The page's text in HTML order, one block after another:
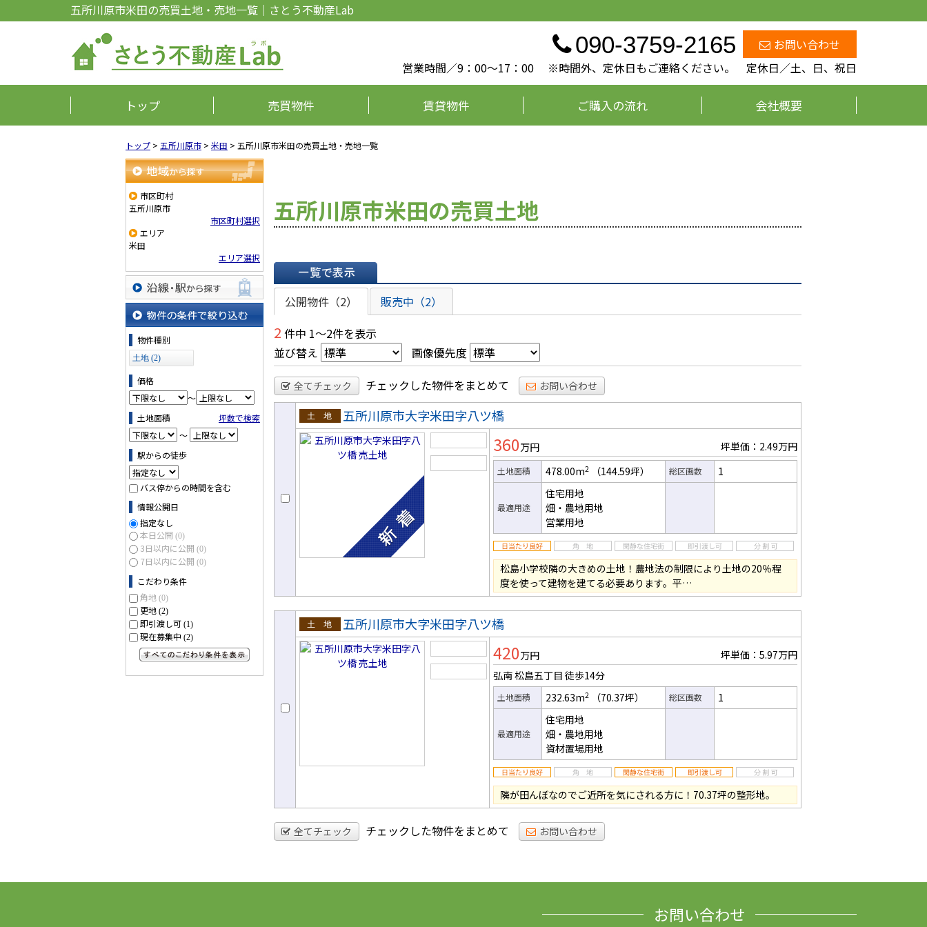
五所川原市米田の売買土地・売地一覧｜さとう不動産Lab
090-3759-2165
お問い合わせ
営業時間／9：00～17：00 ※時間外、定休日もご連絡ください。 定休日／土、日、祝日
トップ 売買物件 賃貸物件 ご購入の流れ 会社概要
トップ > 五所川原市 > 米田 > 五所川原市米田の売買土地・売地一覧
地域から探す
市区町村
五所川原市
市区町村選択
エリア
米田
エリア選択
沿線・駅から探す
物件の条件で絞り込む
物件種別
土地 (2)
価格
～
土地面積
坪数で検索
～
駅からの徒歩
バス停からの時間を含む
情報公開日
指定なし
本日公開 (0)
3日以内に公開 (0)
7日以内に公開 (0)
こだわり条件
角地 (0)
更地 (2)
即引渡し可 (1)
現在募集中 (2)
五所川原市米田の売買土地
一覧で表示
公開物件（2） 販売中（2）
2 件中 1～2件を表示
並び替え
画像優先度
全てチェック チェックした物件をまとめて お問い合わせ
売土地
五所川原市大字米田字八ツ橋
360万円 坪単価：2.49万円
土地面積 478.00m2 （144.59坪） 総区画数 1
最適用途
住宅用地
畑・農地用地
営業用地
松島小学校隣の大きめの土地！農地法の制限により土地の20％程
度を使って建物を建てる必要あります。平…
売土地
五所川原市大字米田字八ツ橋
420万円
坪単価：5.97万円
弘南 松島五丁目 徒歩14分
土地面積 232.63m2 （70.37坪） 総区画数 1
最適用途
住宅用地
畑・農地用地
資材置場用地
隣が田んぼなのでご近所を気にされる方に！70.37坪の整形地。
全てチェック チェックした物件をまとめて お問い合わせ
お問い合わせ